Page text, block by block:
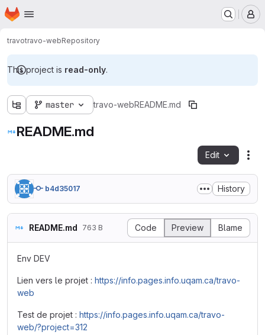
Skip to main content
Homepage
travotravo-webRepository
This project is read-only.
master travo-webREADME.md
README.md
Edit
b4d35017 History
README.md 763 B Code Preview Blame
Env DEV
Lien vers le projet : https://info.pages.info.uqam.ca/travo-
web
Test de projet : https://info.pages.info.uqam.ca/travo-
web/?project=312